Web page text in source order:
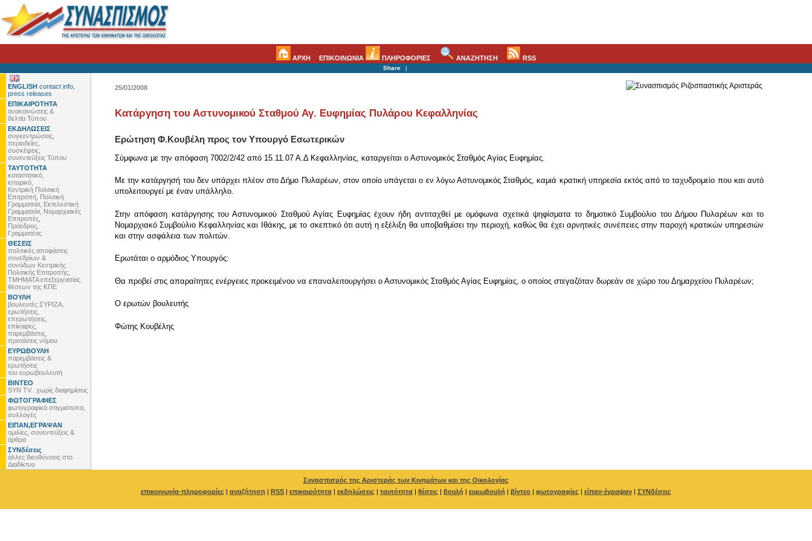
ΑΡΧΗ ΕΠΙΚΟΙΝΩΝΙΑ ΠΛΗΡΟΦΟΡΙΕΣ ΑΝΑΖΗΤΗΣΗ RSS
Share |
ENGLISH contact info,
press releases
ΕΠΙΚΑΙΡΟΤΗΤΑ
ανακοινώσεις &
δελτία Τύπου
ΕΚΔΗΛΩΣΕΙΣ
συγκεντρώσεις,
περιοδείες,
συσκέψεις,
συνεντεύξεις Τύπου
ΤΑΥΤΟΤΗΤΑ
καταστατικό,
ιστορικό,
Κεντρική Πολιτική
Επιτροπή, Πολιτική
Γραμματεία, Εκτελεστική
Γραμματεία, Νομαρχιακές
Επιτροπές,
Πρόεδρος,
Γραμματέας
ΘΕΣΕΙΣ
πολιτικές αποφάσεις
συνεδρίων &
συνόδων Κεντρικής
Πολιτικής Επιτροπής,
ΤΜΗΜΑΤΑ επεξεργασίας
θέσεων της ΚΠΕ
ΒΟΥΛΗ
βουλευτές ΣΥΡΙΖΑ,
ερωτήσεις,
επερωτήσεις,
επίκαιρες,
παρεμβάσεις,
προτάσεις νόμου
ΕΥΡΩΒΟΥΛΗ
παρεμβάσεις &
ερωτήσεις
του ευρωβουλευτή
ΒΙΝΤΕΟ
SYN TV.. χωρίς διαφημίσεις
ΦΩΤΟΓΡΑΦΙΕΣ
φωτογραφικά στιγμιότυπα,
συλλογές
ΕΙΠΑΝ,ΕΓΡΑΨΑΝ
ομιλίες, συνεντεύξεις &
άρθρα
ΣΥΝδέσεις
άλλες διευθύνσεις στο
Διαδίκτυο
25/01/2008
Κατάργηση του Αστυνομικού Σταθμού Αγ. Ευφημίας Πυλάρου Κεφαλληνίας
Ερώτηση Φ.Κουβέλη προς τον Υπουργό Εσωτερικών
Σύμφωνα με την απόφαση 7002/2/42 από 15.11.07 Α.Δ Κεφαλληνίας, καταργείται ο Αστυνομικός Σταθμός Αγίας Ευφημίας.
Με την κατάργησή του δεν υπάρχει πλέον στο Δήμο Πυλαρέων, στον οποίο υπάγεται ο εν λόγω Αστυνομικός Σταθμός, καμιά κρατική υπηρεσία εκτός από το ταχυδρομείο που και αυτό
υπολειτουργεί με έναν υπάλληλο.
Στην απόφαση κατάργησης του Αστυνομικού Σταθμού Αγίας Ευφημίας έχουν ήδη αντιταχθεί με ομόφωνα σχετικά ψηφίσματα το δημοτικό Συμβούλιο του Δήμου Πυλαρέων και το
Νομαρχιακό Συμβούλιο Κεφαλληνίας και Ιθάκης, με το σκεπτικό ότι αυτή η εξέλιξη θα υποβαθμίσει την περιοχή, καθώς θα έχει αρνητικές συνέπειες στην παροχή κρατικών υπηρεσιών
και στην ασφάλεια των πολιτών.
Ερωτάται ο αρμόδιος Υπουργός:
Θα προβεί στις απαραίτητες ενέργειες προκειμένου να επαναλειτουργήσει ο Αστυνομικός Σταθμός Αγίας Ευφημίας, ο οποίος στεγαζόταν δωρεάν σε χώρο του Δημαρχείου Πυλαρέων;
Ο ερωτών βουλευτής
Φώτης Κουβέλης
Συνασπισμός της Αριστεράς των Κινημάτων και της Οικολογίας
επικοινωνία-πληροφορίες | αναζήτηση | RSS | επικαιρότητα | εκδηλώσεις | ταυτότητα | θέσεις | βουλή | ευρωβουλή | βίντεο | φωτογραφίες | είπαν-έγραψαν | ΣΥΝδέσεις